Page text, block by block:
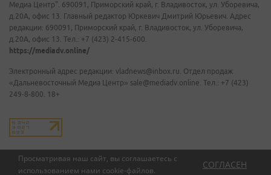
Просматривая наш сайт, вы соглашаетесь с
использованием нами cookie-файлов.
СОГЛАСЕН
Медиа Центр". 690091, Приморский край, г. Владивосток, ул. Уборевича,
д.20А, офис 13. Главный редактор Юркевич Дмитрий Юрьевич. Адрес
редакции: 690091, Приморский край, г. Владивосток, ул. Уборевича,
д.20А, офис 13. Тел.: +7 (423) 2-415-600.
https://mediadv.online/
Электронный адрес редакции: vladnews@inbox.ru. Отдел продаж
«Дальневосточный Медиа Центр» sale@mediadv.online. Тел.: +7 (423)
249-8-800. 18+